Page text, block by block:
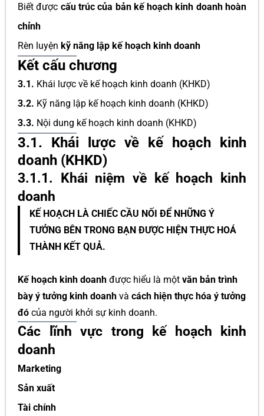
Biết được cấu trúc của bản kế hoạch kinh doanh hoàn
chỉnh
Rèn luyện kỹ năng lập kế hoạch kinh doanh
Kết cấu chương
3.1. Khái lược về kế hoạch kinh doanh (KHKD)
3.2. Kỹ năng lập kế hoạch kinh doanh (KHKD)
3.3. Nội dung kế hoạch kinh doanh (KHKD)
3.1. Khái lược về kế hoạch kinh
doanh (KHKD)
3.1.1. Khái niệm về kế hoạch kinh
doanh
KẾ HOẠCH LÀ CHIẾC CẦU NỐI ĐỂ NHỮNG Ý
TƯỞNG BÊN TRONG BẠN ĐƯỢC HIỆN THỰC HOÁ
THÀNH KẾT QUẢ.
Kế hoạch kinh doanh được hiểu là một văn bản trình
bày ý tưởng kinh doanh và cách hiện thực hóa ý tưởng
đó của người khởi sự kinh doanh.
Các lĩnh vực trong kế hoạch kinh
doanh
Marketing
Sản xuất
Tài chính